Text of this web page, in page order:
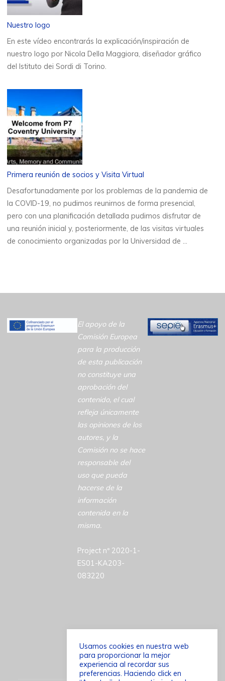
Nuestro logo
En este vídeo encontrarás la explicación/inspiración de
nuestro logo por Nicola Della Maggiora, diseñador gráfico
del Istituto dei Sordi di Torino.
Primera reunión de socios y Visita Virtual
Desafortunadamente por los problemas de la pandemia de
la COVID-19, no pudimos reunirnos de forma presencial,
pero con una planificación detallada pudimos disfrutar de
una reunión inicial y, posteriormente, de las visitas virtuales
de conocimiento organizadas por la Universidad de …
El apoyo de la
Comisión Europea
para la producción
de esta publicación
no constituye una
aprobación del
contenido, el cual
refleja únicamente
las opiniones de los
autores, y la
Comisión no se hace
responsable del
uso que pueda
hacerse de la
información
contenida en la
misma.
Project nº 2020-1-
ES01-KA203-
083220
©2026 ACCESSCULT
Usamos cookies en nuestra web
para proporcionar la mejor
experiencia al recordar sus
preferencias. Haciendo click en